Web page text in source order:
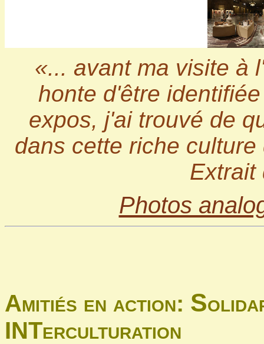
«... avant ma visite à
honte d'être
expos, j'ai trouvé de
dans cette riche
Extrait
Photos
Amitiés en action: S
INTerculturation